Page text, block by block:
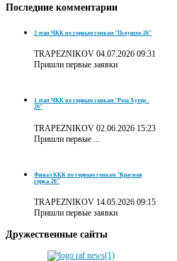
Последние комментарии
2 этап ЧКК по горным гонкам "Псеушхо-26"
TRAPEZNIKOV 04.07.2026 09:31
Пришли первые заявки
1 этап ЧКК по горным гонкам "Роза Хутор -
26"
TRAPEZNIKOV 02.06.2026 15:23
Пришли первые ...
Финал ККК по горным гонкам "Красная
горка-26"
TRAPEZNIKOV 14.05.2026 09:15
Пришли первые заявки
Дружественные сайты